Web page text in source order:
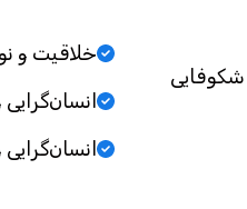
خلاقیت و